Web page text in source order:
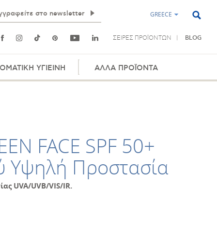
GREECE
ΣΕΙΡΕΣ ΠΡΟΪΟΝΤΩΝ BLOG
ΥΓΙΕΙΝΗ ΑΛΛΑ ΠΡΟΪΟΝΤΑ
FACE SPF 50+
Υψηλή Προστασία
UVA/UVB/VIS/IR.